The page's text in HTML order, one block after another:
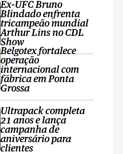
Ex-UFC Bruno
Blindado enfrenta
tricampeão mundial
Arthur Lins no CDL
Show
Belgotex fortalece
operação
internacional com
fábrica em Ponta
Grossa
Ultrapack completa
21 anos e lança
campanha de
aniversário para
clientes